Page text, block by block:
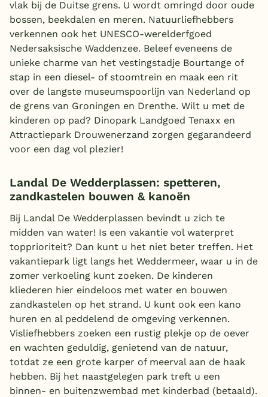
vlak bij de Duitse grens. U wordt omringd door oude
bossen, beekdalen en meren. Natuurliefhebbers
verkennen ook het UNESCO-werelderfgoed
Nedersaksische Waddenzee. Beleef eveneens de
unieke charme van het vestingstadje Bourtange of
stap in een diesel- of stoomtrein en maak een rit
over de langste museumspoorlijn van Nederland op
de grens van Groningen en Drenthe. Wilt u met de
kinderen op pad? Dinopark Landgoed Tenaxx en
Attractiepark Drouwenerzand zorgen gegarandeerd
voor een dag vol plezier!
Landal De Wedderplassen: spetteren,
zandkastelen bouwen & kanoën
Bij Landal De Wedderplassen bevindt u zich te
midden van water! Is een vakantie vol waterpret
topprioriteit? Dan kunt u het niet beter treffen. Het
vakantiepark ligt langs het Weddermeer, waar u in de
zomer verkoeling kunt zoeken. De kinderen
kliederen hier eindeloos met water en bouwen
zandkastelen op het strand. U kunt ook een kano
huren en al peddelend de omgeving verkennen.
Visliefhebbers zoeken een rustig plekje op de oever
en wachten geduldig, genietend van de natuur,
totdat ze een grote karper of meerval aan de haak
hebben. Bij het naastgelegen park treft u een
binnen- en buitenzwembad met kinderbad (betaald).